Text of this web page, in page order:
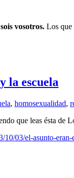
vosotros. Los que
la escuela
, homosexualidad,
que leas ésta de
10/03/el-asunto-